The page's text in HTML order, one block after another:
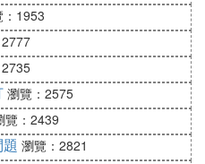
相對較小，受到最高精神
為國家元首和政府首腦
策權和軍事指揮權等大
：1953
瀏覽：2575
覽：2439
瀏覽：2821